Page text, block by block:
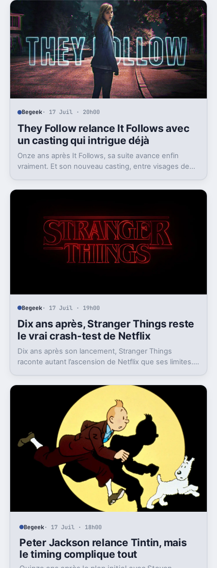
Begeek· 17 Juil · 20h00
They Follow relance It Follows avec
un casting qui intrigue déjà
Onze ans après It Follows, sa suite avance enfin
vraiment. Et son nouveau casting, entre visages de
Begeek· 17 Juil · 19h00
Dix ans après, Stranger Things reste
le vrai crash-test de Netflix
Dix ans après son lancement, Stranger Things
raconte autant l’ascension de Netflix que ses limites.
héritage.
Begeek· 17 Juil · 18h00
Peter Jackson relance Tintin, mais
le timing complique tout